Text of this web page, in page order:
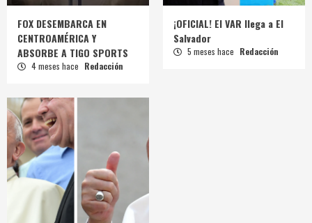
FOX DESEMBARCA EN
CENTROAMÉRICA Y
ABSORBE A TIGO SPORTS
4 meses hace Redacción
¡OFICIAL! El VAR llega a El
Salvador
5 meses hace Redacción